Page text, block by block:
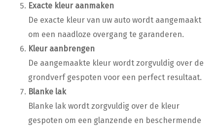
Exacte kleur aanmaken
De exacte kleur van uw auto wordt aangemaakt
om een naadloze overgang te garanderen.
Kleur aanbrengen
De aangemaakte kleur wordt zorgvuldig over de
grondverf gespoten voor een perfect resultaat.
Blanke lak
Blanke lak wordt zorgvuldig over de kleur
gespoten om een glanzende en beschermende